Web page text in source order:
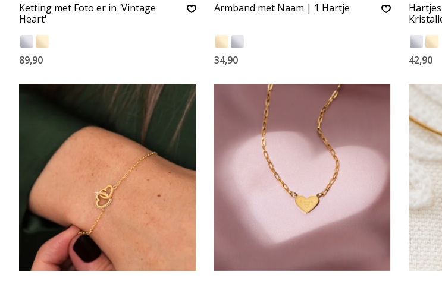
Ketting met Foto er in 'Vintage
Heart'
89,90
Armband met Naam | 1 Hartje
34,90 42,90